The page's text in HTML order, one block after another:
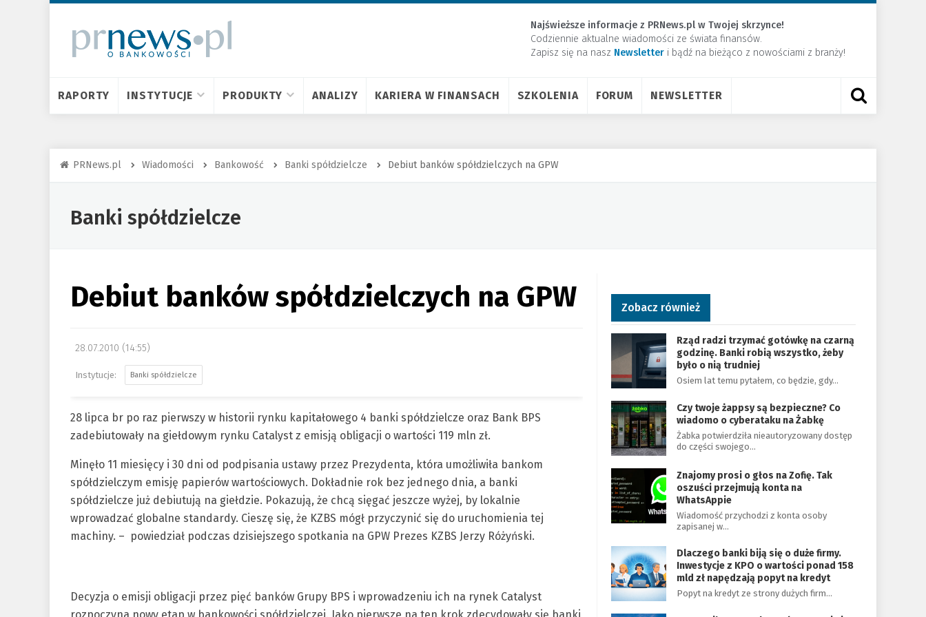
Najświeższe informacje z PRNews.pl w Twojej skrzynce!
Codziennie aktualne wiadomości ze świata finansów.
Zapisz się na nasz Newsletter ​i bądź na bieżąco z nowościami z branży!
RAPORTY INSTYTUCJE PRODUKTY ANALIZY KARIERA W FINANSACH SZKOLENIA FORUM NEWSLETTER
PRNews.pl Wiadomości Bankowość Banki spółdzielcze Debiut banków spółdzielczych na GPW
Banki spółdzielcze
Debiut banków spółdzielczych na GPW
28.07.2010 (14:55)
Banki spółdzielcze
28 lipca br po raz pierwszy w historii rynku kapitałowego 4 banki spółdzielcze oraz Bank BPS
zadebiutowały na giełdowym rynku Catalyst z emisją obligacji o wartości 119 mln zł.
Minęło 11 miesięcy i 30 dni od podpisania ustawy przez Prezydenta, która umożliwiła bankom
spółdzielczym emisję papierów wartościowych. Dokładnie rok bez jednego dnia, a banki
spółdzielcze już debiutują na giełdzie. Pokazują, że chcą sięgać jeszcze wyżej, by lokalnie
wprowadzać globalne standardy. Cieszę się, że KZBS mógł przyczynić się do uruchomienia tej
machiny. – powiedział podczas dzisiejszego spotkania na GPW Prezes KZBS Jerzy Różyński.
Decyzja o emisji obligacji przez pięć banków Grupy BPS i wprowadzeniu ich na rynek Catalyst
Zobacz również
Rząd radzi trzymać gotówkę na czarną
godzinę. Banki robią wszystko, żeby
było o nią trudniej
Osiem lat temu pytałem, co będzie, gdy…
Czy twoje żappsy są bezpieczne? Co
wiadomo o cyberataku na Żabkę
Żabka potwierdziła nieautoryzowany dostęp
do części swojego…
Znajomy prosi o głos na Zofię. Tak
oszuści przejmują konta na
WhatsAppie
Wiadomość przychodzi z konta osoby
zapisanej w…
Dlaczego banki biją się o duże firmy.
Inwestycje z KPO o wartości ponad 158
mld zł napędzają popyt na kredyt
Popyt na kredyt ze strony dużych firm…